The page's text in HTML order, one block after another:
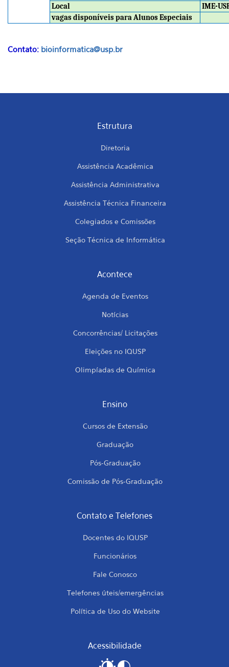
Local
IME-
vagas disponíveis para Alunos Especiais
Contato: bioinformatica@usp.br
Estrutura
Diretoria
Assistência Acadêmica
Assistência Administrativa
Assistência Técnica Financeira
Colegiados e Comissões
Seção Técnica de Informática
Acontece
Agenda de Eventos
Notícias
Concorrências/ Licitações
Eleições no IQUSP
Olimpíadas de Química
Ensino
Cursos de Extensão
Graduação
Pós-Graduação
Comissão de Pós-Graduação
Contato e Telefones
Docentes do IQUSP
Funcionários
Fale Conosco
Telefones úteis/emergências
Política de Uso do Website
Acessibilidade